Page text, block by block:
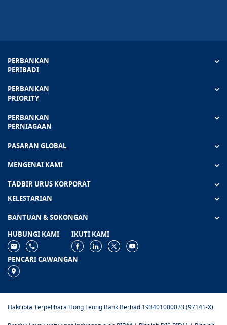
PERBANKAN
PERIBADI
PERBANKAN
PRIORITY
PERBANKAN
PERNIAGAAN
PASARAN GLOBAL
MENGENAI KAMI
TADBIR URUS KORPORAT
KELESTARIAN
BANTUAN & SOKONGAN
HUBUNGI KAMI
IKUTI KAMI
PENCARI CAWANGAN
Hakcipta Terpelihara Hong Leong Bank Berhad 193401000023 (97141-X).